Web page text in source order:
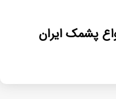
پشمک ایران